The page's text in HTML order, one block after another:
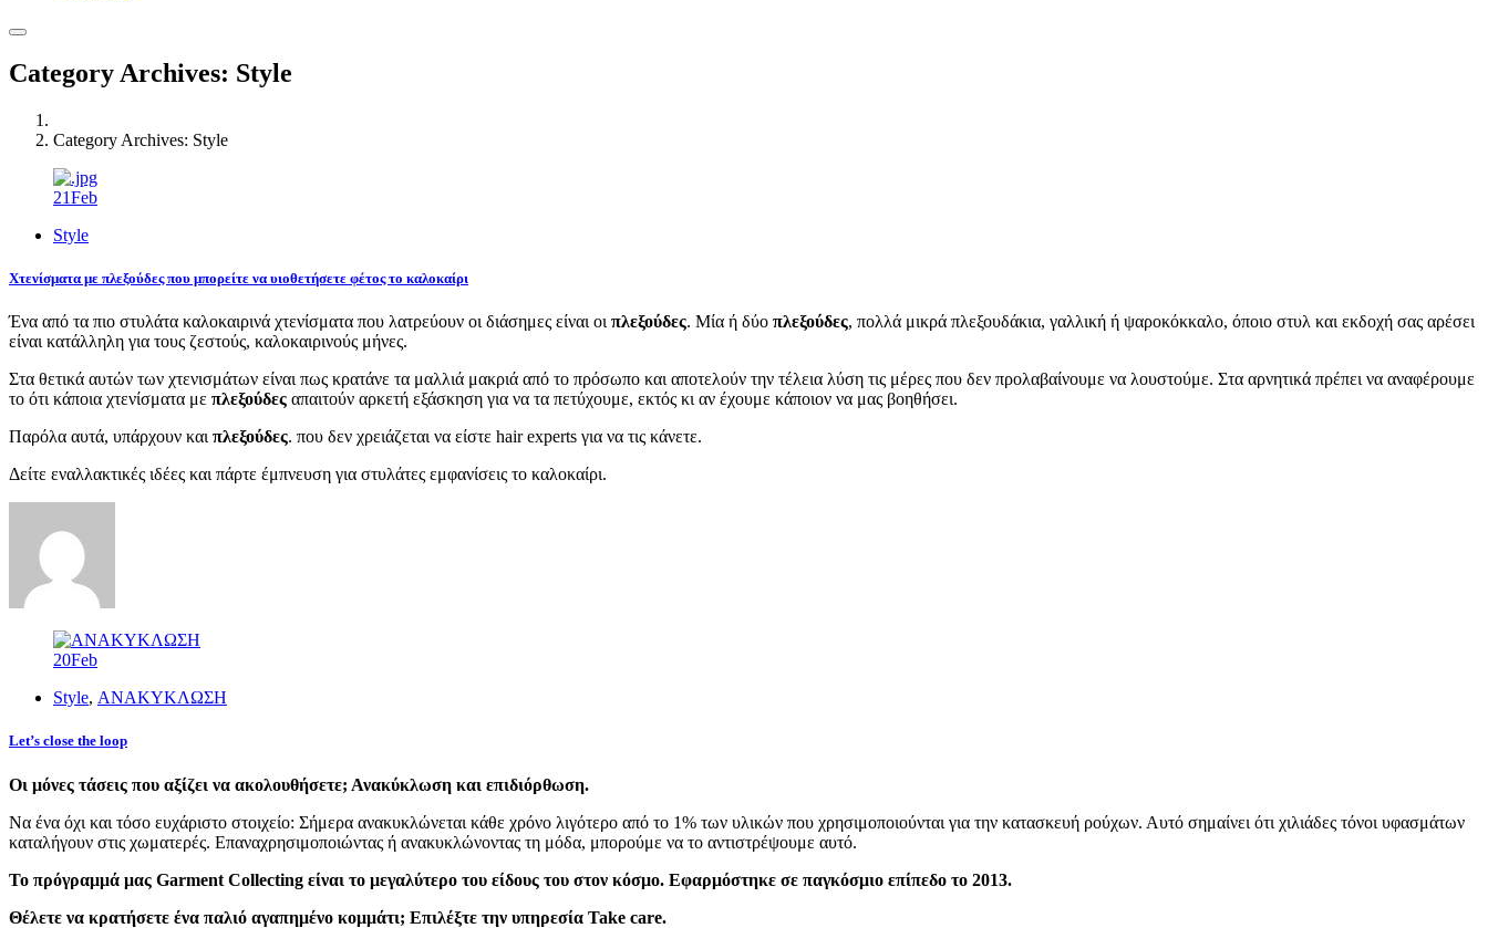
Category Archives: Style
Category Archives: Style
21Feb
Style
Χτενίσματα με πλεξούδες που μπορείτε να υιοθετήσετε φέτος το καλοκαίρι
Ένα από τα πιο στυλάτα καλοκαιρινά χτενίσματα που λατρεύουν οι διάσημες είναι οι πλεξούδες. Μία ή δύο πλεξούδες, πολλά μικρά πλεξουδάκια, γαλλική ή ψαροκόκκαλο, όποιο στυλ και εκδοχή σας αρέσει
είναι κατάλληλη για τους ζεστούς, καλοκαιρινούς μήνες.
Στα θετικά αυτών των χτενισμάτων είναι πως κρατάνε τα μαλλιά μακριά από το πρόσωπο και αποτελούν την τέλεια λύση τις μέρες που δεν προλαβαίνουμε να λουστούμε. Στα αρνητικά πρέπει να αναφέρουμε
το ότι κάποια χτενίσματα με πλεξούδες απαιτούν αρκετή εξάσκηση για να τα πετύχουμε, εκτός κι αν έχουμε κάποιον να μας βοηθήσει.
Παρόλα αυτά, υπάρχουν και πλεξούδες. που δεν χρειάζεται να είστε hair experts για να τις κάνετε.
Δείτε εναλλακτικές ιδέες και πάρτε έμπνευση για στυλάτες εμφανίσεις το καλοκαίρι.
20Feb
Style, ΑΝΑΚΥΚΛΩΣΗ
Let’s close the loop
Οι μόνες τάσεις που αξίζει να ακολουθήσετε; Ανακύκλωση και επιδιόρθωση.
Να ένα όχι και τόσο ευχάριστο στοιχείο: Σήμερα ανακυκλώνεται κάθε χρόνο λιγότερο από το 1% των υλικών που χρησιμοποιούνται για την κατασκευή ρούχων. Αυτό σημαίνει ότι χιλιάδες τόνοι υφασμάτων
καταλήγουν στις χωματερές. Επαναχρησιμοποιώντας ή ανακυκλώνοντας τη μόδα, μπορούμε να το αντιστρέψουμε αυτό.
Το πρόγραμμά μας Garment Collecting είναι το μεγαλύτερο του είδους του στον κόσμο. Εφαρμόστηκε σε παγκόσμιο επίπεδο το 2013.
Θέλετε να κρατήσετε ένα παλιό αγαπημένο κομμάτι; Επιλέξτε την υπηρεσία Take care.